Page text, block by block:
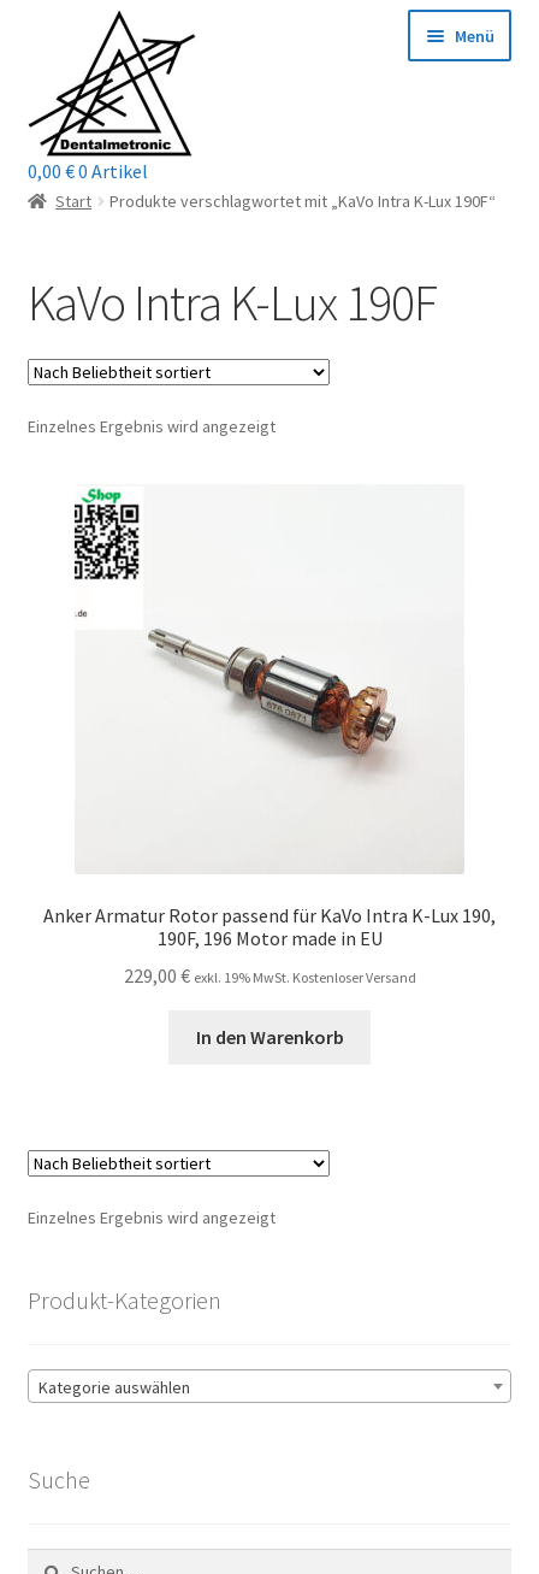
Navigation
springen
springen
Menü
Home
Mein Konto / Login
Kontakt
Reparaturservice
Wichtige Infos
Unsere Firma
0,00 €0 Artikel
Start Produkte verschlagwortet mit „KaVo Intra K-Lux 190F“
KaVo Intra K-Lux 190F
Einzelnes Ergebnis wird angezeigt
Anker Armatur Rotor passend für KaVo Intra K-Lux 190,
190F, 196 Motor made in EU
229,00 € exkl. 19% MwSt. Kostenloser Versand
In den Warenkorb
Einzelnes Ergebnis wird angezeigt
Produkt-Kategorien
Kategorie auswählen
Suche